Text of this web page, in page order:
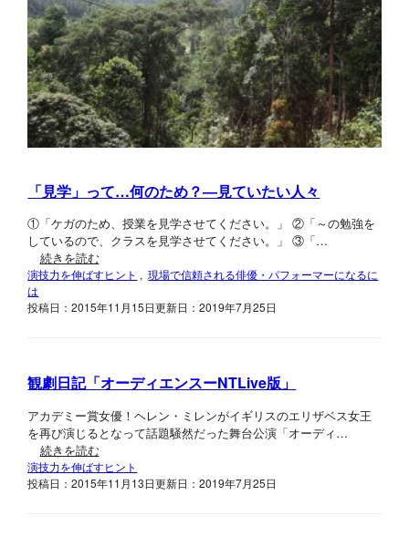
「見学」って…何のため？―見ていたい人々
①「ケガのため、授業を見学させてください。」 ②「～の勉強を
しているので、クラスを見学させてください。」 ③「…
続きを読む
演技力を伸ばすヒント , 現場で信頼される俳優・パフォーマーになるに
は
投稿日：2015年11月15日更新日：2019年7月25日
観劇日記「オーディエンスーNTLive版」
アカデミー賞女優！ヘレン・ミレンがイギリスのエリザベス女王
を再び演じるとなって話題騒然だった舞台公演「オーディ…
続きを読む
演技力を伸ばすヒント
投稿日：2015年11月13日更新日：2019年7月25日